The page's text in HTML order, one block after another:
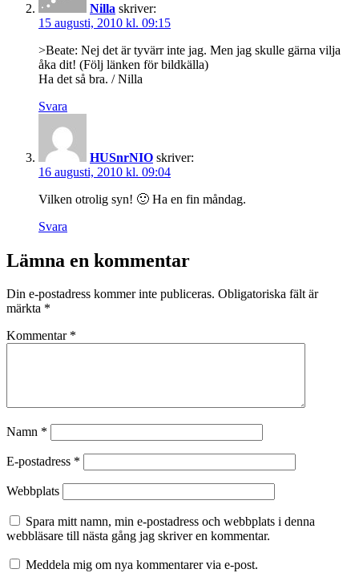
Nilla skriver:
15 augusti, 2010 kl. 09:15
>Beate: Nej det är tyvärr inte jag. Men jag skulle gärna vilja
åka dit! (Följ länken för bildkälla)
Ha det så bra. / Nilla
Svara
HUSnrNIO skriver:
16 augusti, 2010 kl. 09:04
Vilken otrolig syn! 🙂 Ha en fin måndag.
Svara
Lämna en kommentar
Din e-postadress kommer inte publiceras. Obligatoriska fält är
märkta *
Kommentar *
Namn *
E-postadress *
Webbplats
Spara mitt namn, min e-postadress och webbplats i denna
webbläsare till nästa gång jag skriver en kommentar.
Meddela mig om nya kommentarer via e-post.